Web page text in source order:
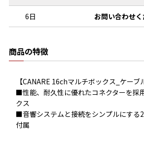
6日 お問い合わせく
商品の特徴
【CANARE 16chマルチボックス_ケーブ
■性能、耐久性に優れたコネクターを採
クス
■音響システムと接続をシンプルにする
付属